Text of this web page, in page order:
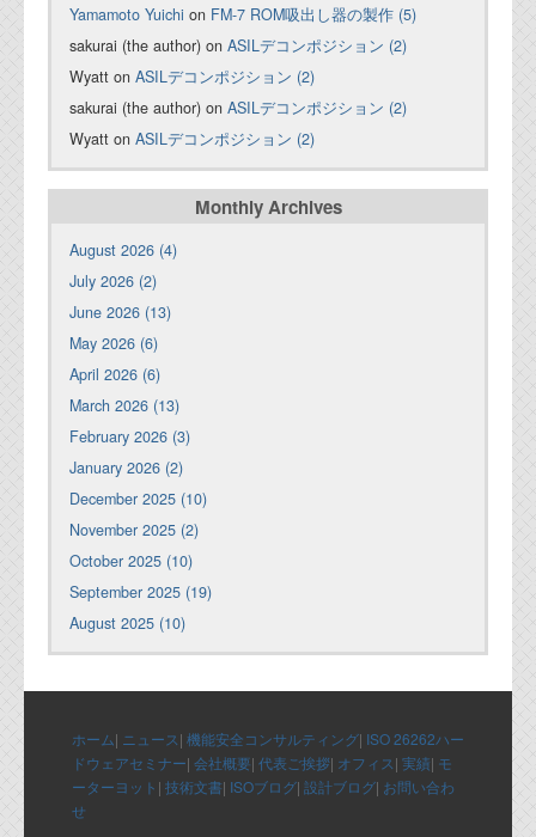
Yamamoto Yuichi on FM-7 ROM吸出し器の製作 (5)
sakurai (the author) on ASILデコンポジション (2)
Wyatt on ASILデコンポジション (2)
sakurai (the author) on ASILデコンポジション (2)
Wyatt on ASILデコンポジション (2)
Monthly Archives
August 2026 (4)
July 2026 (2)
June 2026 (13)
May 2026 (6)
April 2026 (6)
March 2026 (13)
February 2026 (3)
January 2026 (2)
December 2025 (10)
November 2025 (2)
October 2025 (10)
September 2025 (19)
August 2025 (10)
ホーム| ニュース| 機能安全コンサルティング| ISO 26262ハー
ドウェアセミナー| 会社概要| 代表ご挨拶| オフィス| 実績| モ
ーターヨット | 技術文書| ISOブログ| 設計ブログ| お問い合わ
せ